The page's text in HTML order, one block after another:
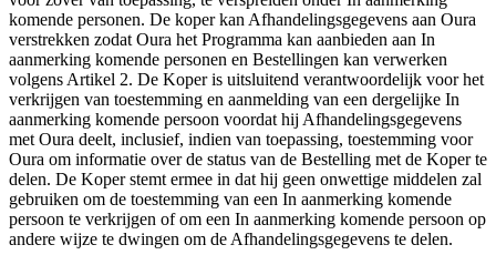
komende personen. De koper kan Afhandelingsgegevens aan Oura
verstrekken zodat Oura het Programma kan aanbieden aan In
aanmerking komende personen en Bestellingen kan verwerken
volgens Artikel 2. De Koper is uitsluitend verantwoordelijk voor het
verkrijgen van toestemming en aanmelding van een dergelijke In
aanmerking komende persoon voordat hij Afhandelingsgegevens
met Oura deelt, inclusief, indien van toepassing, toestemming voor
Oura om informatie over de status van de Bestelling met de Koper te
delen. De Koper stemt ermee in dat hij geen onwettige middelen zal
gebruiken om de toestemming van een In aanmerking komende
persoon te verkrijgen of om een In aanmerking komende persoon op
andere wijze te dwingen om de Afhandelingsgegevens te delen.